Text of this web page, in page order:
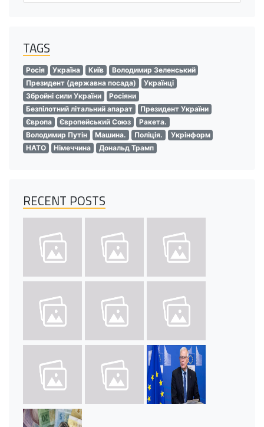
TAGS
Росія Україна Київ
Володимир Зеленський
Президент (державна посада)
Українці
Збройні сили України
Росіяни
Безпілотний літальний апарат
Президент України
Європа
Європейський Союз
Ракета.
Володимир Путін
Машина. Поліція.
Укрінформ
НАТО
Німеччина Дональд Трамп
RECENT POSTS